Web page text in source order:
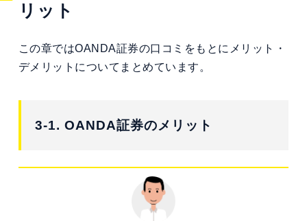
リット
この章ではOANDA証券の口コミをもとにメリット・
デメリットについてまとめています。
3-1. OANDA証券のメリット